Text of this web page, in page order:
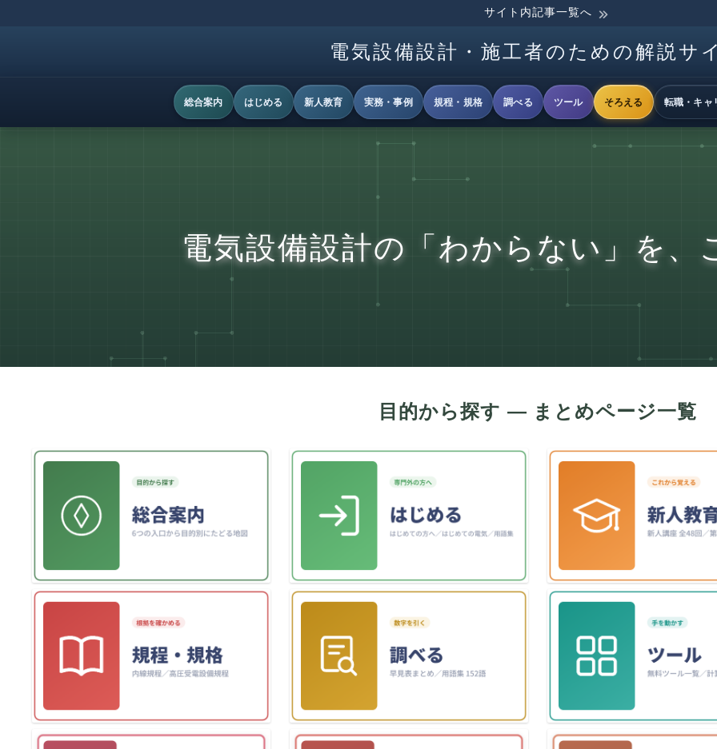
サイト内記事一覧へ
電気設備設計・施工者のための解説サ
総合案内 はじめる 新人教育 実務・事例 規程・規格 調べる ツール そろえる 転職・キャ
電気設備設計の「わからない」を、